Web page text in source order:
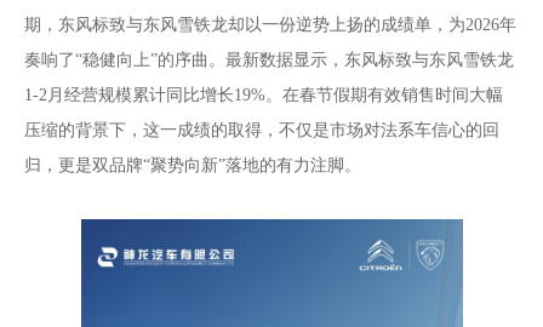
期，东风标致与东风雪铁龙却以一份逆势上扬的成绩单，为2026年
奏响了“稳健向上”的序曲。最新数据显示，东风标致与东风雪铁龙
1-2月经营规模累计同比增长19%。在春节假期有效销售时间大幅
压缩的背景下，这一成绩的取得，不仅是市场对法系车信心的回
归，更是双品牌“聚势向新”落地的有力注脚。